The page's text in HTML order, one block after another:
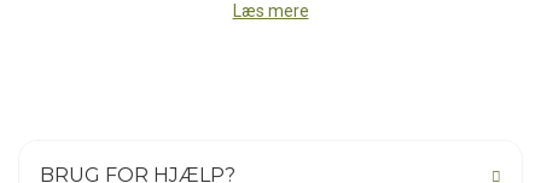
Læs mere
BRUG FOR HJÆLP?